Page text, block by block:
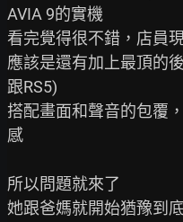
AVIA 9的實機
看完覺得很不錯，店員
應該是還有加上最頂的
跟RS5)
搭配畫面和聲音的包覆
感
所以問題就來了
她跟爸媽就開始猶豫到